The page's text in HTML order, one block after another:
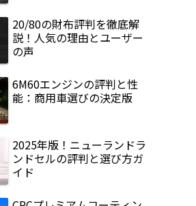
20/80の財布評判を徹底解
説！人気の理由とユーザー
の声
6M60エンジンの評判と性
能：商用車選びの決定版
2025年版！ニューランドラ
ンドセルの評判と選び方ガ
イド